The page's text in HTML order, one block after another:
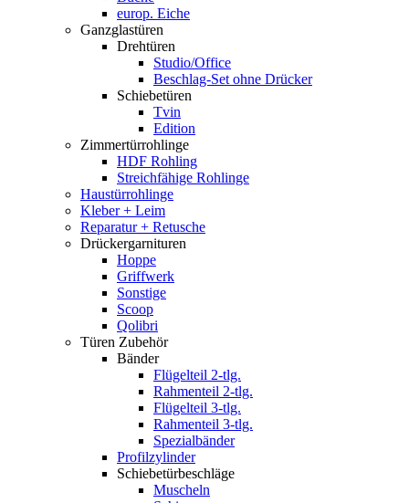
europ. Eiche
Ganzglastüren
Drehtüren
Studio/Office
Beschlag-Set ohne Drücker
Schiebetüren
Tvin
Edition
Zimmertürrohlinge
HDF Rohling
Streichfähige Rohlinge
Haustürrohlinge
Kleber + Leim
Reparatur + Retusche
Drückergarnituren
Hoppe
Griffwerk
Sonstige
Scoop
Qolibri
Türen Zubehör
Bänder
Flügelteil 2-tlg.
Rahmenteil 2-tlg.
Flügelteil 3-tlg.
Rahmenteil 3-tlg.
Spezialbänder
Profilzylinder
Schiebetürbeschläge
Muscheln